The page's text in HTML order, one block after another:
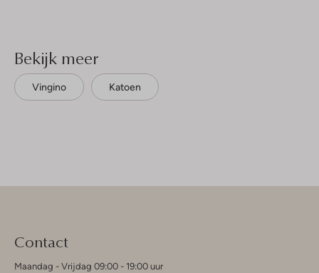
Bekijk meer
Vingino Katoen
Contact
Maandag - Vrijdag 09:00 - 19:00 uur